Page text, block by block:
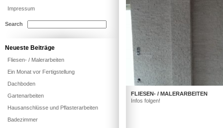
FLIESEN- / MALERARBEITEN
Infos folgen!
Impressum
Search
Neueste Beiträge
Fliesen- / Malerarbeiten
Ein Monat vor Fertigstellung
Dachboden
Gartenarbeiten
Hausanschlüsse und Pflasterarbeiten
Badezimmer